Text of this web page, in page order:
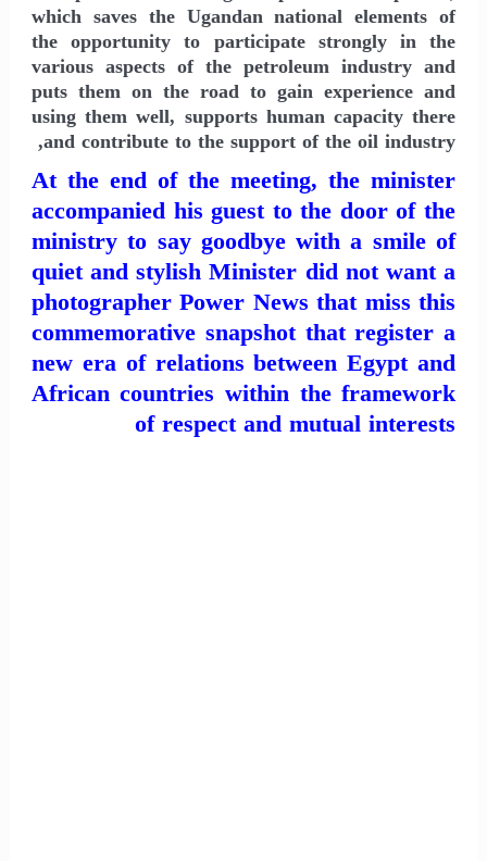
which saves the Ugandan national elements of
the opportunity to participate strongly in the
various aspects of the petroleum industry and
puts them on the road to gain experience and
using them well, supports human capacity there
and contribute to the support of the oil industry,
At the end of the meeting, the minister
accompanied his guest to the door of the
ministry to say goodbye with a smile of
quiet and stylish Minister did not want a
photographer Power News that miss this
commemorative snapshot that register a
new era of relations between Egypt and
African countries within the framework
of respect and mutual interests